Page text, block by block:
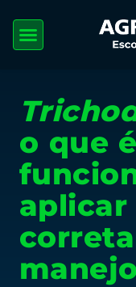
o que
aplicar